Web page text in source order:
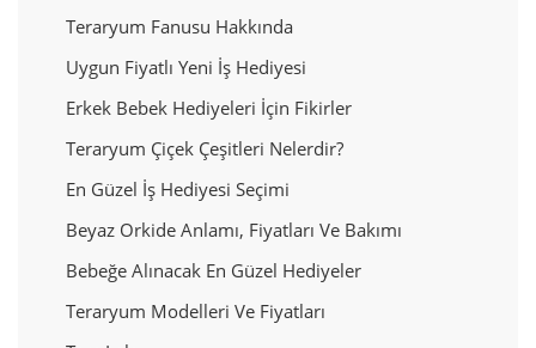
Teraryum Fanusu Hakkında
Uygun Fiyatlı Yeni İş Hediyesi
Erkek Bebek Hediyeleri İçin Fikirler
Teraryum Çiçek Çeşitleri Nelerdir?
En Güzel İş Hediyesi Seçimi
Beyaz Orkide Anlamı, Fiyatları Ve Bakımı
Bebeğe Alınacak En Güzel Hediyeler
Teraryum Modelleri Ve Fiyatları